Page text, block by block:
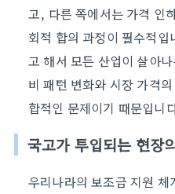
고, 다른 쪽에서는 가격 인
회적 합의 과정이 필수적
고 해서 모든 산업이 살아
비 패턴 변화와 시장 가격
합적인 문제이기 때문입니
국고가 투입되는 현장
우리나라의 보조금 지원